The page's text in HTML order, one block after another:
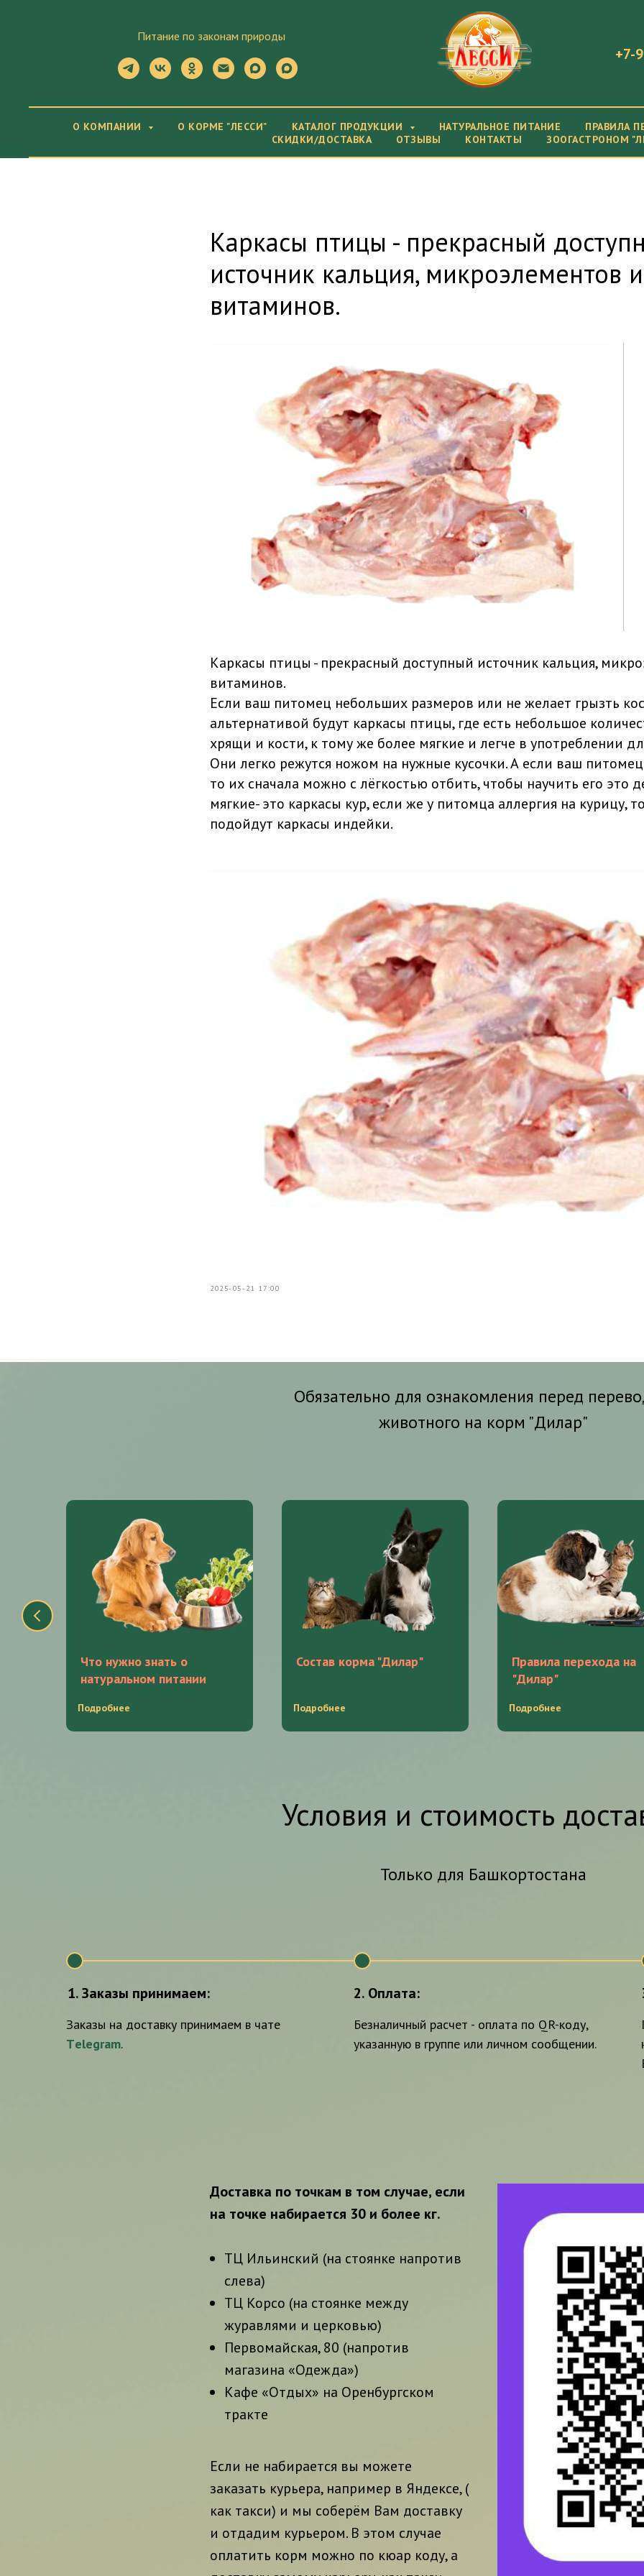
Питание по законам природы
+7-
О КОМПАНИИ О КОРМЕ "ЛЕССИ" КАТАЛОГ ПРОДУКЦИИ НАТУРАЛЬНОЕ ПИТАНИЕ
ПРАВИЛА
СКИДКИ/ДОСТАВКА
ОТЗЫВЫ КОНТАКТЫ ЗООГАСТРОНОМ
Каркасы птицы - прекрасный
источник кальция, микроэлементов и
витаминов.
Каркасы птицы - прекрасный доступный источник кальция,
витаминов.
Если ваш питомец небольших размеров или не желает грызть
альтернативой будут каркасы птицы, где есть небольшое
хрящи и кости, к тому же более мягкие и легче в употреблении
Они легко режутся ножом на нужные кусочки. А если ваш
то их сначала можно с лёгкостью отбить, чтобы научить его это
мягкие- это каркасы кур, если же у питомца аллергия на курицу,
подойдут каркасы индейки.
2025-05-21 17:00
Обязательно для ознакомления перед
животного на корм "Дилар"
Что нужно знать о
натуральном питании
Подробнее
Состав корма "Дилар"
Подробнее
Правила перехода на
"Дилар"
Подробнее
Условия и стоимость
Только для Башкортостана
Заказы принимаем:
Заказы на доставку принимаем в чате
Тelegram.
2. Оплата:
Безналичный расчет - оплата по QR-коду,
указанную в группе или личном сообщении.
Доставка по точкам в том случае, если
на точке набирается 30 и более кг.
ТЦ Ильинский (на стоянке напротив
слева)
ТЦ Корсо (на стоянке между
журавлями и церковью)
Первомайская, 80 (напротив
магазина «Одежда»)
Кафе «Отдых» на Оренбургском
тракте
Если не набирается вы можете
заказать курьера, например в Яндексе, (
как такси) и мы соберём Вам доставку
и отдадим курьером. В этом случае
оплатить корм можно по кюар коду, а